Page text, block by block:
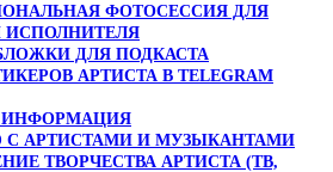
ФОТОСЕССИЯ ДЛЯ
ИСПОЛНИТЕЛЯ
ДЛЯ ПОДКАСТА
АРТИСТА В TELEGRAM
ИНФОРМАЦИЯ
С АРТИСТАМИ И МУЗЫКАНТАМИ
ТВОРЧЕСТВА АРТИСТА (ТВ,